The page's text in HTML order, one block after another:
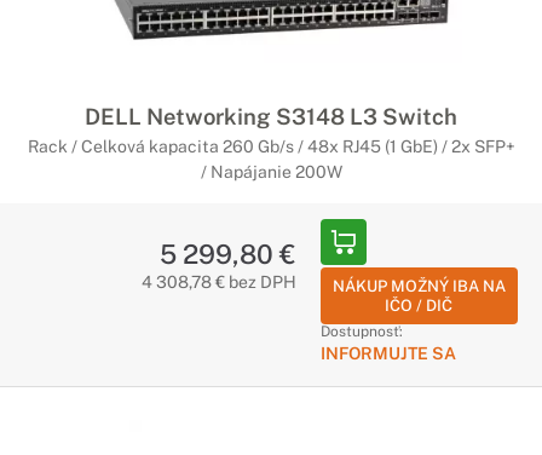
DELL Networking S3148 L3 Switch
Rack / Celková kapacita 260 Gb/s / 48x RJ45 (1 GbE) / 2x SFP+
/ Napájanie 200W
5 299,80 €
4 308,78 € bez DPH
NÁKUP MOŽNÝ IBA NA
IČO / DIČ
Dostupnosť:
INFORMUJTE SA